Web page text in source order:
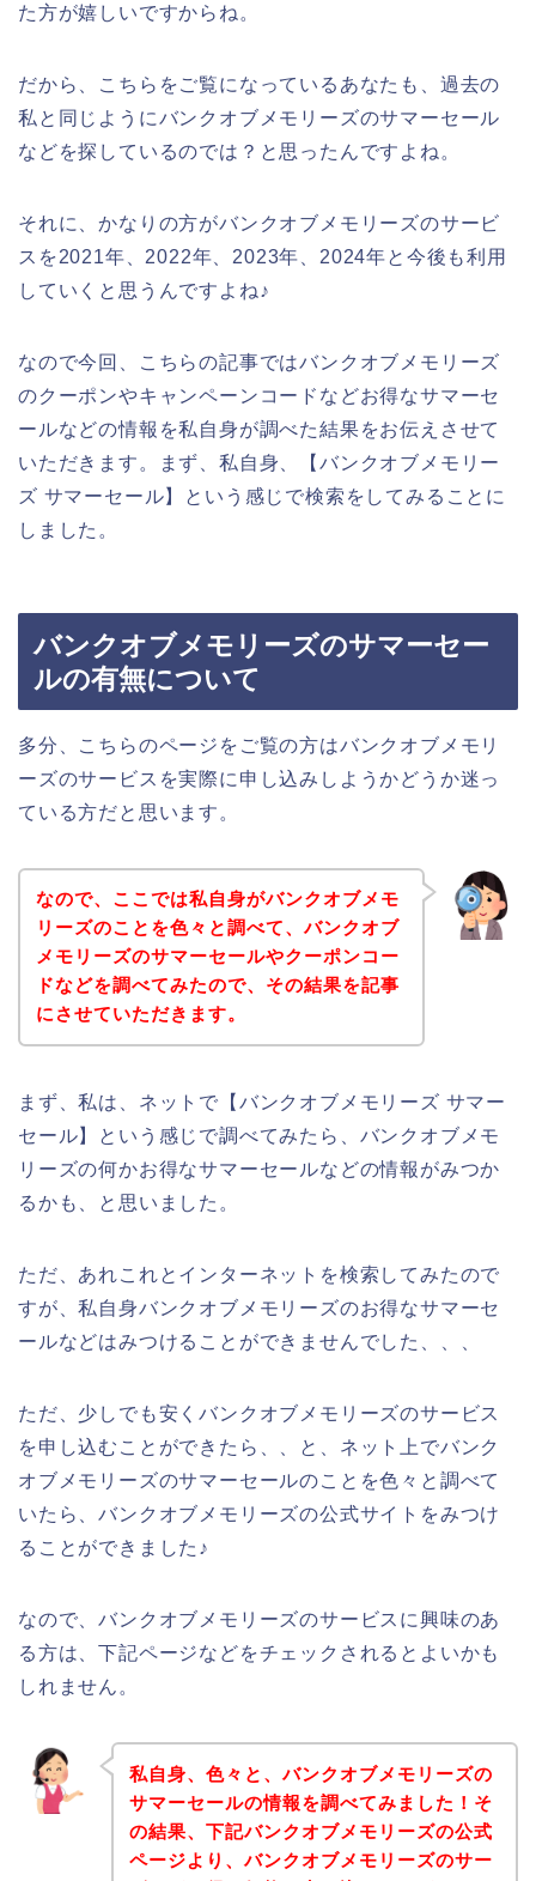
た方が嬉しいですからね。
だから、こちらをご覧になっているあなたも、過去の
私と同じようにバンクオブメモリーズのサマーセール
などを探しているのでは？と思ったんですよね。
それに、かなりの方がバンクオブメモリーズのサービ
スを2021年、2022年、2023年、2024年と今後も利用
していくと思うんですよね♪
なので今回、こちらの記事ではバンクオブメモリーズ
のクーポンやキャンペーンコードなどお得なサマーセ
ールなどの情報を私自身が調べた結果をお伝えさせて
いただきます。まず、私自身、【バンクオブメモリー
ズ サマーセール】という感じで検索をしてみることに
しました。
バンクオブメモリーズのサマーセー
ルの有無について
多分、こちらのページをご覧の方はバンクオブメモリ
ーズのサービスを実際に申し込みしようかどうか迷っ
ている方だと思います。
なので、ここでは私自身がバンクオブメモ
リーズのことを色々と調べて、バンクオブ
メモリーズのサマーセールやクーポンコー
ドなどを調べてみたので、その結果を記事
にさせていただきます。
まず、私は、ネットで【バンクオブメモリーズ サマー
セール】という感じで調べてみたら、バンクオブメモ
リーズの何かお得なサマーセールなどの情報がみつか
るかも、と思いました。
ただ、あれこれとインターネットを検索してみたので
すが、私自身バンクオブメモリーズのお得なサマーセ
ールなどはみつけることができませんでした、、、
ただ、少しでも安くバンクオブメモリーズのサービス
を申し込むことができたら、、と、ネット上でバンク
オブメモリーズのサマーセールのことを色々と調べて
いたら、バンクオブメモリーズの公式サイトをみつけ
ることができました♪
なので、バンクオブメモリーズのサービスに興味のあ
る方は、下記ページなどをチェックされるとよいかも
しれません。
私自身、色々と、バンクオブメモリーズの
サマーセールの情報を調べてみました！そ
の結果、下記バンクオブメモリーズの公式
ページより、バンクオブメモリーズのサー